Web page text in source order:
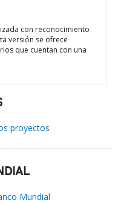
con reconocimiento
versión se ofrece
que cuentan con una
proyectos
Mundial